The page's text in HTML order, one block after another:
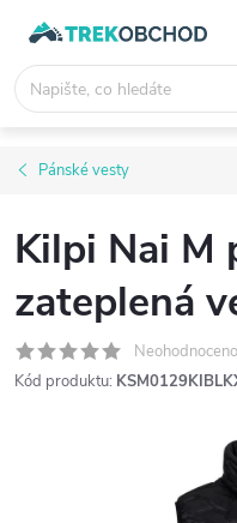
obsah
Pánské vesty
Kilpi Nai M
zateplená
Neohodnoceno
Kód produktu: